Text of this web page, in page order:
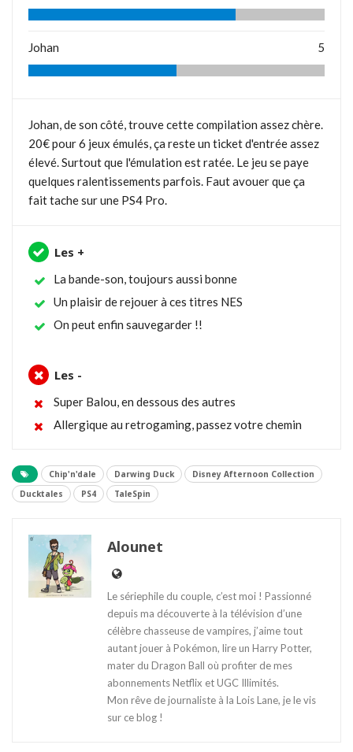
Johan 5
Johan, de son côté, trouve cette compilation assez chère.
20€ pour 6 jeux émulés, ça reste un ticket d'entrée assez
élevé. Surtout que l'émulation est ratée. Le jeu se paye
quelques ralentissements parfois. Faut avouer que ça
fait tache sur une PS4 Pro.
Les +
La bande-son, toujours aussi bonne
Un plaisir de rejouer à ces titres NES
On peut enfin sauvegarder !!
Les -
Super Balou, en dessous des autres
Allergique au retrogaming, passez votre chemin
Chip'n'dale Darwing Duck
Disney Afternoon Collection
Ducktales
PS4 TaleSpin
Alounet
Le sériephile du couple, c’est moi ! Passionné
depuis ma découverte à la télévision d’une
célèbre chasseuse de vampires, j’aime tout
autant jouer à Pokémon, lire un Harry Potter,
mater du Dragon Ball où profiter de mes
abonnements Netflix et UGC Illimités.
Mon rêve de journaliste à la Lois Lane, je le vis
sur ce blog !